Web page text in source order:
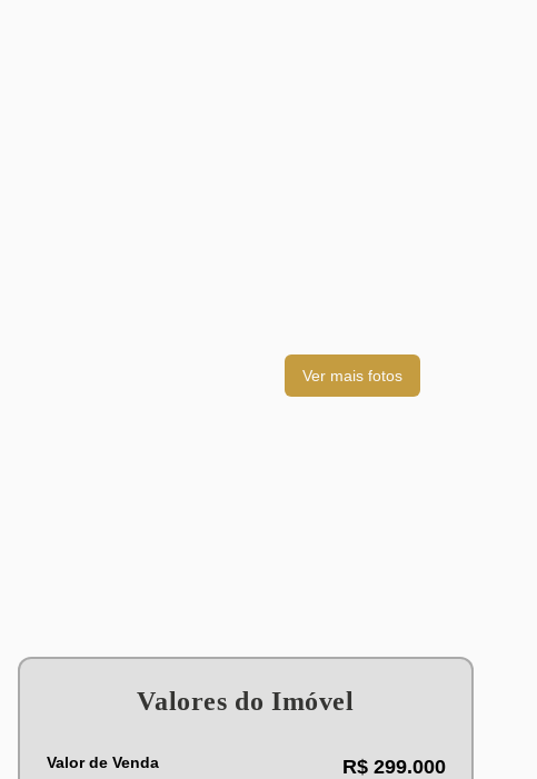
Valores do Imóvel
R$299.000
Valor de Venda